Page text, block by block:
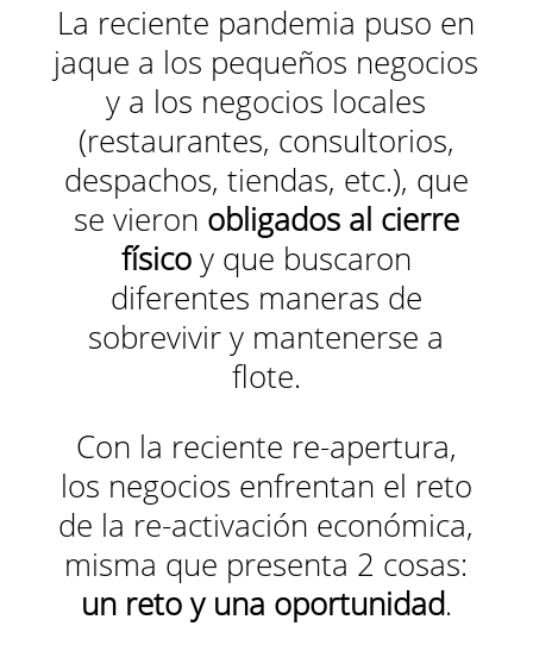
La reciente pandemia puso en
jaque a los pequeños negocios
y a los negocios locales
(restaurantes, consultorios,
despachos, tiendas, etc.), que
se vieron obligados al cierre
físicoy que buscaron
diferentes maneras de
sobrevivir y mantenerse a
flote.
Con la reciente re-apertura,
los negocios enfrentan el reto
de la re-activación económica,
misma que presenta 2 cosas:
un reto y una oportunidad.